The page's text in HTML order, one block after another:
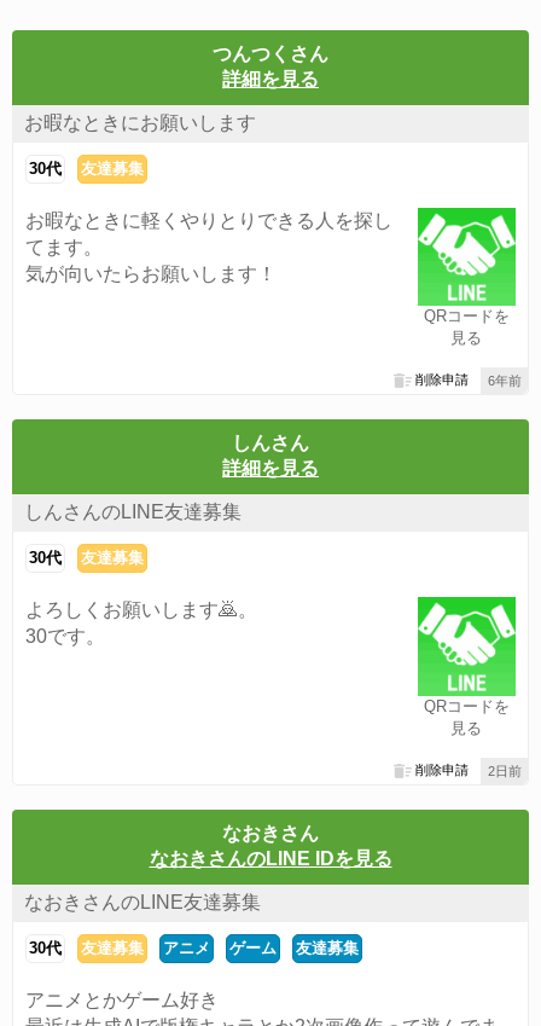
つんつくさん
詳細を見る
お暇なときにお願いします
30代 友達募集
QRコードを
見る
お暇なときに軽くやりとりできる人を探し
てます。
気が向いたらお願いします！
6年前
削除申請
しんさん
詳細を見る
しんさんのLINE友達募集
30代 友達募集
QRコードを
見る
よろしくお願いします🙇。
30です。
2日前
削除申請
なおきさん
なおきさんのLINE IDを見る
なおきさんのLINE友達募集
30代 友達募集 アニメ ゲーム 友達募集
アニメとかゲーム好き